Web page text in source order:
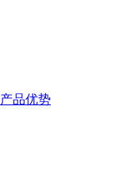
产品优势